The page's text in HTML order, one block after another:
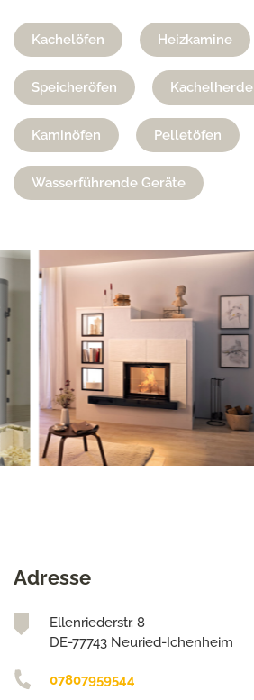
Kachelöfen Heizkamine
Speicheröfen Kachelherde
Kaminöfen Pelletöfen
Wasserführende Geräte
Adresse
Ellenriederstr. 8
DE-77743 Neuried-Ichenheim
07807959544